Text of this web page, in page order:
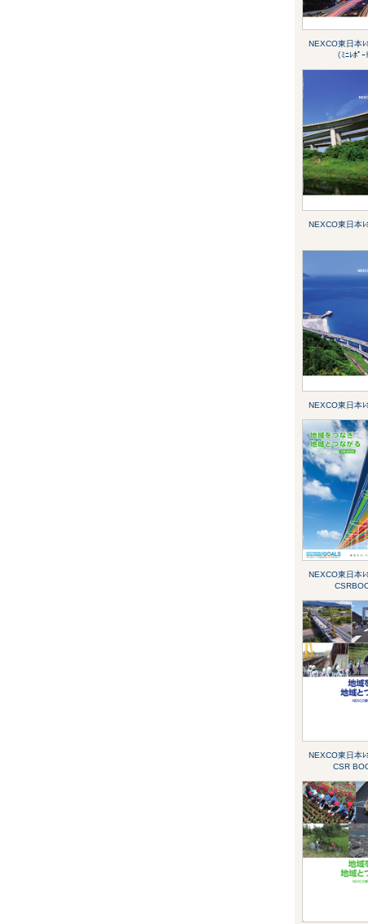
NEXCO東日本ﾚ
（ﾐﾆﾚﾎﾟｰﾄ
NEXCO東日本ﾚ
NEXCO東日本ﾚ
NEXCO東日本ﾚ
NEXCO東日本ﾚ
CSR